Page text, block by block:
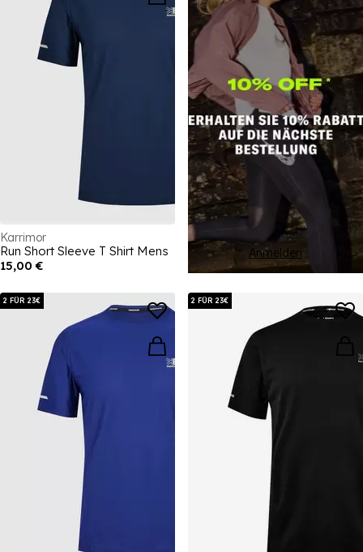
Karrimor
Run Short Sleeve T Shirt Mens
15,00 €
2 FÜR 23€ 2 FÜR 23€
Anmelden